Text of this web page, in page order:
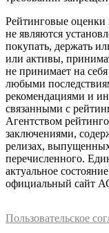
Рейтинговые
не являются
покупать, держать
или активы,
не принимает на
любыми
рекомендациями и
связанными с
Агентством
заключениями,
релизах,
перечисленного.
актуальное
официальный сайт
Пользовательское